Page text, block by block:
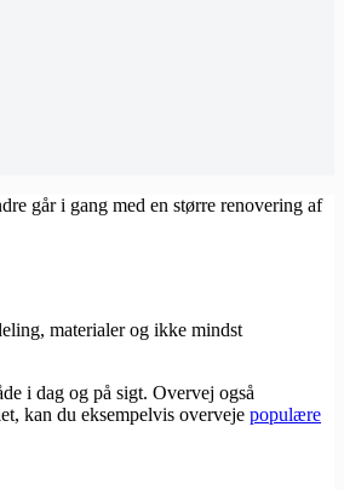
går i gang med en større renovering af
materialer og ikke mindst
i dag og på sigt. Overvej også
kan du eksempelvis overveje populære